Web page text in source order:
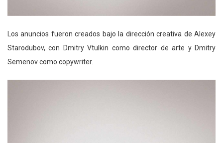
Los anuncios fueron creados bajo la dirección creativa de Alexey
Starodubov, con Dmitry Vtulkin como director de arte y Dmitry
Semenov como copywriter.